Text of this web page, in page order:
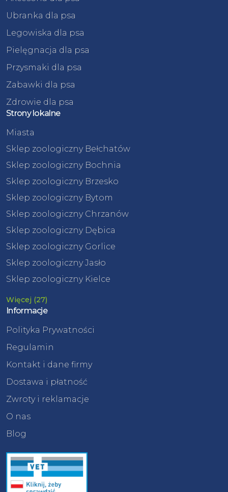
Ubranka dla psa
Legowiska dla psa
Pielęgnacja dla psa
Przysmaki dla psa
Zabawki dla psa
Zdrowie dla psa
Strony lokalne
Miasta
Sklep zoologiczny Bełchatów
Sklep zoologiczny Bochnia
Sklep zoologiczny Brzesko
Sklep zoologiczny Bytom
Sklep zoologiczny Chrzanów
Sklep zoologiczny Dębica
Sklep zoologiczny Gorlice
Sklep zoologiczny Jasło
Sklep zoologiczny Kielce
Więcej (27)
Informacje
Polityka Prywatności
Regulamin
Kontakt i dane firmy
Dostawa i płatność
Zwroty i reklamacje
O nas
Blog